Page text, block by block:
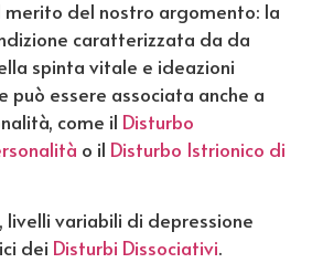
merito del nostro argomento: la
caratterizzata da da
spinta vitale e ideazioni
può essere associata anche a
come il Disturbo
o il Disturbo Istrionico di
livelli variabili di depressione
dei Disturbi Dissociativi.